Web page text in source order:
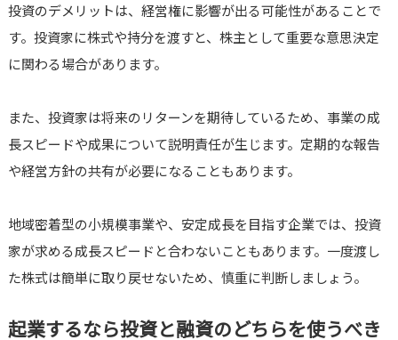
投資のデメリットは、経営権に影響が出る可能性があることで
す。投資家に株式や持分を渡すと、株主として重要な意思決定
に関わる場合があります。
また、投資家は将来のリターンを期待しているため、事業の成
長スピードや成果について説明責任が生じます。定期的な報告
や経営方針の共有が必要になることもあります。
地域密着型の小規模事業や、安定成長を目指す企業では、投資
家が求める成長スピードと合わないこともあります。一度渡し
た株式は簡単に取り戻せないため、慎重に判断しましょう。
起業するなら投資と融資のどちらを使うべき